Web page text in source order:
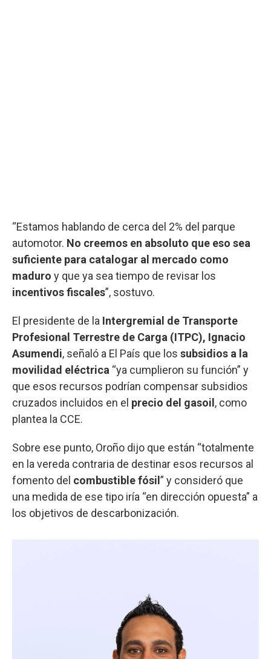
“Estamos hablando de cerca del 2% del parque
automotor. No creemos en absoluto que eso sea
suficiente para catalogar al mercado como
maduro y que ya sea tiempo de revisar los
incentivos fiscales”, sostuvo.
El presidente de la Intergremial de Transporte
Profesional Terrestre de Carga (ITPC), Ignacio
Asumendi, señaló a El País que los subsidios a la
movilidad eléctrica “ya cumplieron su función” y
que esos recursos podrían compensar subsidios
cruzados incluidos en el precio del gasoil , como
plantea la CCE.
Sobre ese punto, Oroño dijo que están “totalmente
en la vereda contraria de destinar esos recursos al
fomento del combustible fósil ” y consideró que
una medida de ese tipo iría “en dirección opuesta” a
los objetivos de descarbonización.